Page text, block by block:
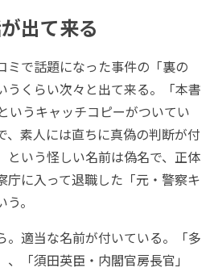
出て来る
で話題になった事件の「裏の
うくらい次々と出て来る。「本書
いうキャッチコピーがついてい
、素人には直ちに真偽の判断が付
という怪しい名前は偽名で、正体
庁に入って退職した「元・警察キ
。
適当な名前が付いている。「多
「須田英臣・内閣官房長官」